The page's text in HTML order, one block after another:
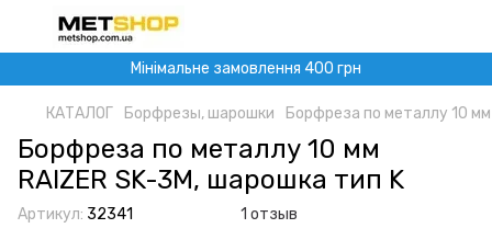
Мінімальне замовлення 400 грн
КАТАЛОГ Борфрезы, шарошки Борфреза по металлу 10
Борфреза по металлу 10 мм
RAIZER SK-3M, шарошка тип K
Артикул: 32341 1 отзыв